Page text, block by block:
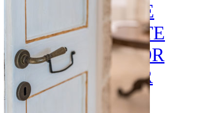
GOLD SUITE
GREEN SUITE
BLUE JUNIOR
RED JUNIOR
ESPERIENZE